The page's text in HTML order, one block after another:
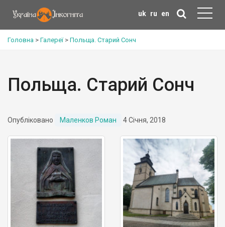
uk ru en
Головна > Галереї> Польща. Старий Сонч
Польща. Старий Сонч
Опубліковано Маленков Роман 4 Січня, 2018